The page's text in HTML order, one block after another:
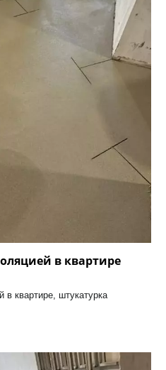
в квартире
квартире, штукатурка